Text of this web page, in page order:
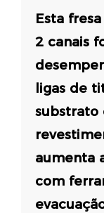
Esta
2 canais
ligas de
substrato
aumenta
com